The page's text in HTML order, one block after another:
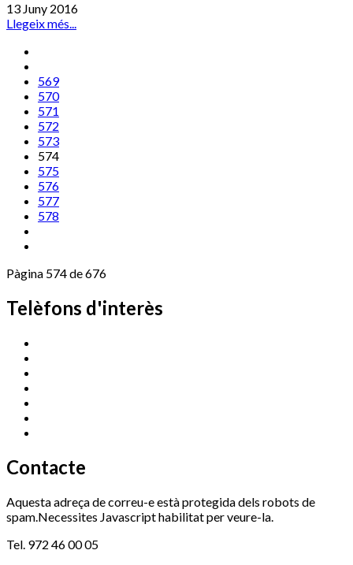
13 Juny 2016
Llegeix més...
569
570
571
572
573
574
575
576
577
578
Pàgina 574 de 676
Telèfons d'interès
Contacte
Aquesta adreça de correu-e està protegida dels robots de
spam.Necessites Javascript habilitat per veure-la.
Tel. 972 46 00 05